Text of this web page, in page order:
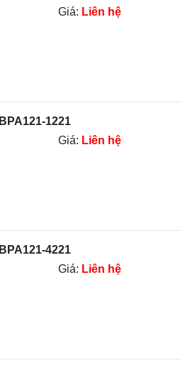
Giá: Liên hệ
BPA121-1221
Giá: Liên hệ
BPA121-4221
Giá: Liên hệ